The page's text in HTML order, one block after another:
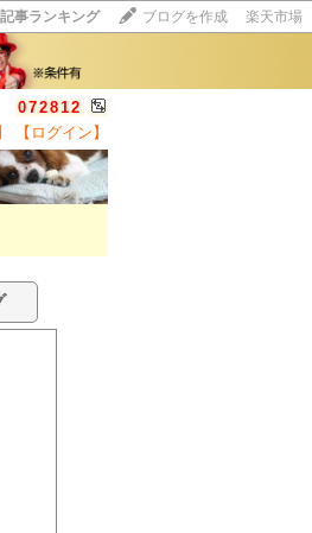
事ランキング ブログを作成 楽天市場
072812
【ログイン】